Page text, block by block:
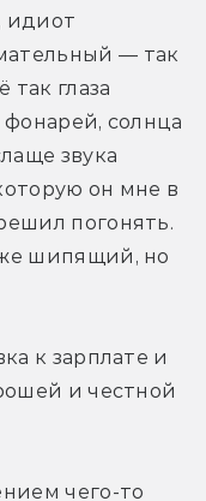
идиот
— так
так глаза
солнца
звука
он мне в
погонять.
шипящий, но
к зарплате и
и честной
чего-то